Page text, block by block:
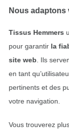
Nous adaptons
Tissus Hemmers
pour garantir la
site web . Ils
en tant
pertinents et des
votre navigation.
Vous trouverez